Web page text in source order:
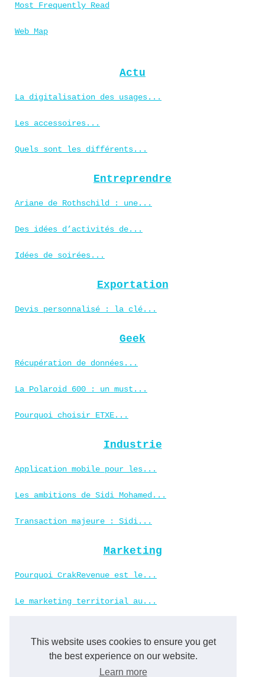
This website uses cookies to ensure you get
the best experience on our website.
Learn more
Most Frequently Read
Web Map
Actu
La digitalisation des usages...
Les accessoires...
Quels sont les différents...
Entreprendre
Ariane de Rothschild : une...
Des idées d’activités de...
Idées de soirées...
Exportation
Devis personnalisé : la clé...
Geek
Récupération de données...
La Polaroid 600 : un must...
Pourquoi choisir ETXE...
Industrie
Application mobile pour les...
Les ambitions de Sidi Mohamed...
Transaction majeure : Sidi...
Marketing
Pourquoi CrakRevenue est le...
Le marketing territorial au...
Nerd